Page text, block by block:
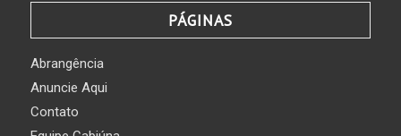
PÁGINAS
Abrangência
Anuncie Aqui
Contato